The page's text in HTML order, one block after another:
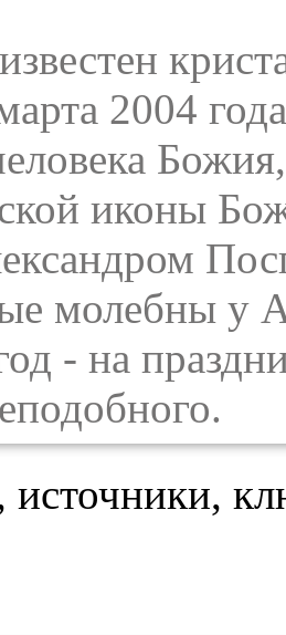
2004
иконы
молебны у
- на